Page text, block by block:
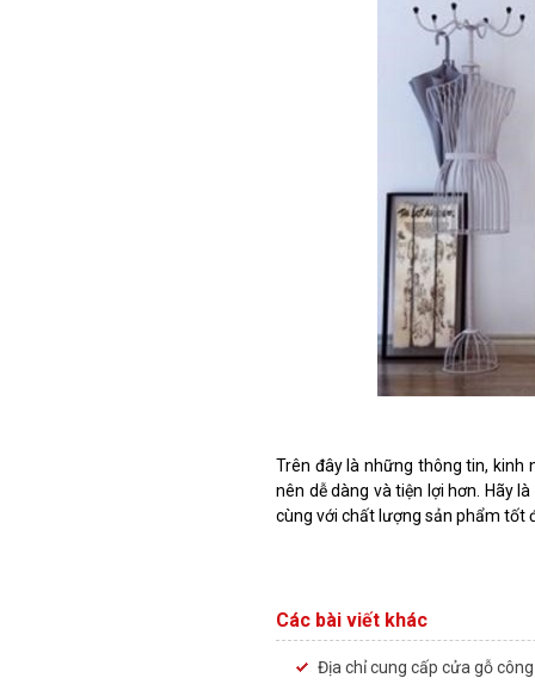
Trên đây là những thông tin, kinh
nên dễ dàng và tiện lợi hơn. Hãy
cùng với chất lượng sản phẩm tốt
Các bài viết khác
Địa chỉ cung cấp cửa gỗ